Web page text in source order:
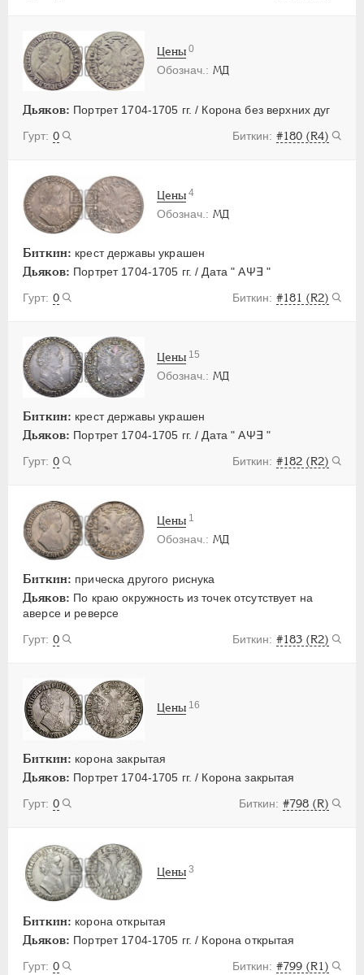
МД
Дьяков: Портрет 1704-1705 гг. / Корона без верхних дуг
0
#180 (R4)
Цены 0
МД
Биткин: крест державы украшен
Дьяков: Портрет 1704-1705 гг. / Дата " АΨ∃ "
0
#181 (R2)
Цены 4
МД
Биткин: крест державы украшен
Дьяков: Портрет 1704-1705 гг. / Дата " АΨ∃ "
0
#182 (R2)
Цены 15
МД
Биткин: прическа другого риснука
Дьяков: По краю окружность из точек отсутствует на
аверсе и реверсе
0
#183 (R2)
Цены 1
Биткин: корона закрытая
Дьяков: Портрет 1704-1705 гг. / Корона закрытая
0
#798 (R)
Цены 16
Биткин: корона открытая
Дьяков: Портрет 1704-1705 гг. / Корона открытая
0
#799 (R1)
Цены 3